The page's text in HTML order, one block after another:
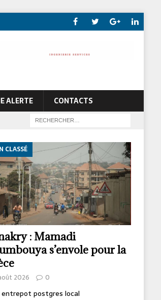
ALERTE CONTACTS
: Mamadi
s’envole pour la
CLASSÉ
2026 0
postgres local